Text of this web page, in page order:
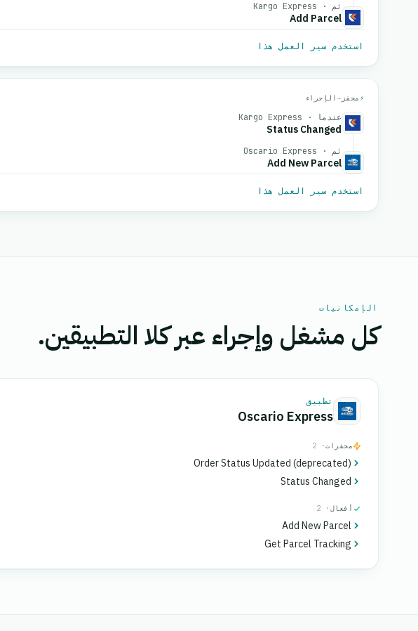
ثم · Kargo Express
Add Parcel
استخدم سير العمل هذا
⚡ محفز →الإجراء
عندما · Kargo Express
Status Changed
ثم · Oscario Express
Add New Parcel
استخدم سير العمل هذا
الإمكانيات
كل مشغل وإجراء عبر كلا التطبيقين.
تطبيق
Oscario Express
محفزات· 2
Order Status Updated (deprecated)
Status Changed
أفعال · 2
Add New Parcel
Get Parcel Tracking